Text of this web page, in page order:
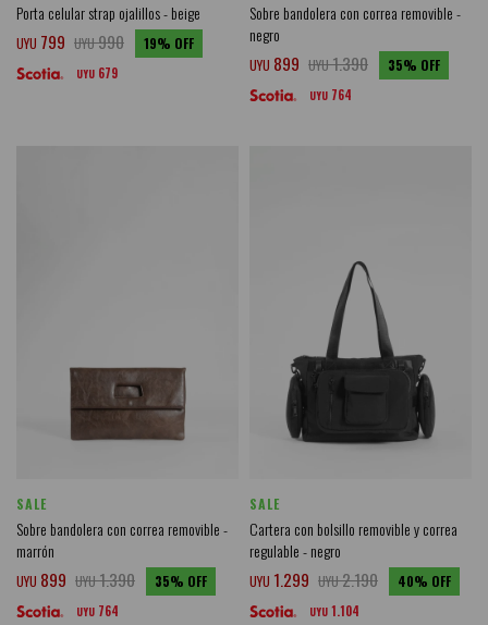
Porta celular strap ojalillos - beige
UYU 799 UYU990 19
UYU 679
Sobre bandolera con correa removible -
negro
UYU 899 UYU1.390 35
UYU 764
SALE
Sobre bandolera con correa removible -
marrón
UYU 899 UYU1.390 35
UYU 764
SALE
Cartera con bolsillo removible y correa
regulable - negro
UYU 1.299 UYU2.190 40
UYU 1.104